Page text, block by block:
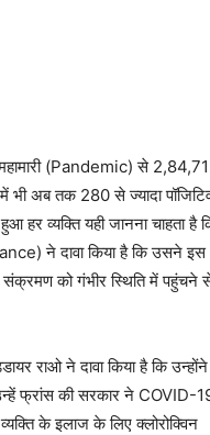
(Pandemic) से
भी अब तक 280 से ज्‍यादा
हर व्‍यक्ति यही जानना चाहता है
ने दावा किया है कि उसने इस
को गंभीर स्थिति में पहुंचने
राओ ने दावा किया है कि
उन्‍हें फ्रांस की सरकार ने COVID-
के इलाज के लिए क्‍लोरोक्विन